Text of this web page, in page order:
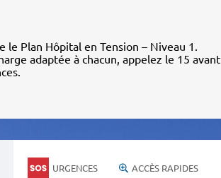
le Plan Hôpital en Tension – Niveau 1.
adaptée à chacun, appelez le 15 avant
URGENCES ACCÈS RAPIDES